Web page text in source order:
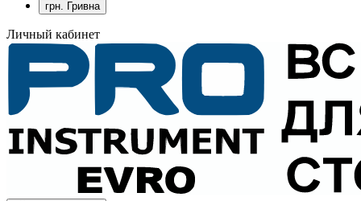
грн. Гривна
Личный кабинет